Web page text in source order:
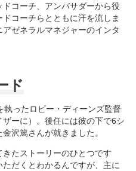
コーチ、アンバサダーから役
コーチらとともに汗を流しま
ゼネラルマネジャーのインタ
ド
ったロビー・ディーンズ監督
ーに）。後任には彼の下で6シ
沢篤さんが就きました。
たストーリーのひとつです
だくとわかるんですが、主に